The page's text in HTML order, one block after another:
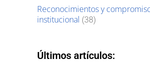
Reconocimientos y
institucional (38)
Últimos artículos: